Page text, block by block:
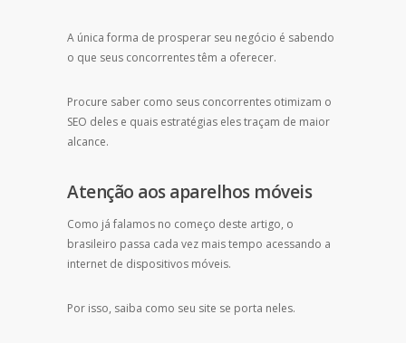
A única forma de prosperar seu negócio é sabendo
o que seus concorrentes têm a oferecer.
Procure saber como seus concorrentes otimizam o
SEO deles e quais estratégias eles traçam de maior
alcance.
Atenção aos aparelhos móveis
Como já falamos no começo deste artigo, o
brasileiro passa cada vez mais tempo acessando a
internet de dispositivos móveis.
Por isso, saiba como seu site se porta neles.